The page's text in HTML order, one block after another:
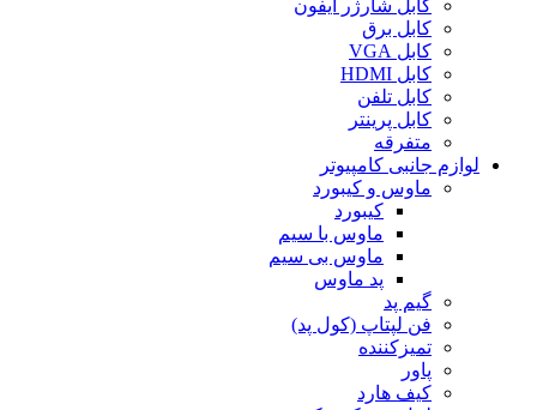
کابل شارژر آیفون
کابل برق
کابل VGA
کابل HDMI
کابل تلفن
کابل پرینتر
متفرقه
لوازم جانبی کامپیوتر
ماوس و کیبورد
کیبورد
ماوس با سیم
ماوس بی سیم
پد ماوس
گیم پد
فن لپتاپ (کول پد)
تمیزکننده
پاور
کیف هارد